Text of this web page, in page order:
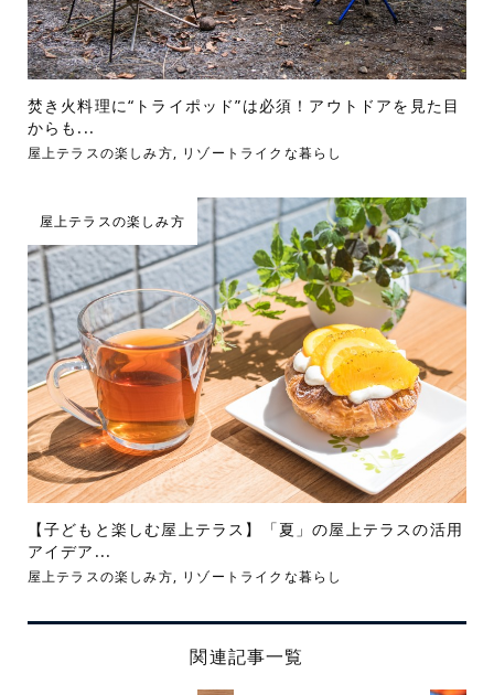
焚き火料理に“トライポッド”は必須！アウトドアを見た目
からも...
屋上テラスの楽しみ方, リゾートライクな暮らし
屋上テラスの楽しみ方
【子どもと楽しむ屋上テラス】「夏」の屋上テラスの活用
アイデア...
屋上テラスの楽しみ方, リゾートライクな暮らし
関連記事一覧